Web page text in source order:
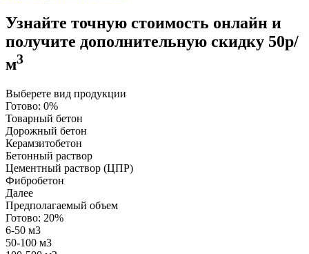
Узнайте точную стоимость онлайн и
получите дополнительную скидку 50р/
м3
Выберете вид продукции
Готово: 0%
Товарный бетон
Дорожный бетон
Керамзитобетон
Бетонный раствор
Цементный раствор (ЦПР)
Фибробетон
Далее
Предполагаемый объем
Готово: 20%
6-50 м3
50-100 м3